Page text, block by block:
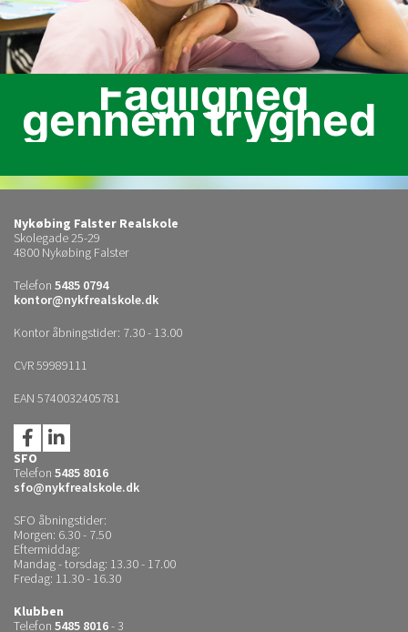
Faglighed
gennem tryghed
Nykøbing Falster Realskole
Skolegade 25-29
4800 Nykøbing Falster
Telefon 5485 0794
kontor@nykfrealskole.dk
Kontor åbningstider: 7.30 - 13.00
CVR 59989111
EAN 5740032405781
SFO
Telefon 5485 8016
sfo@nykfrealskole.dk
SFO åbningstider:
Morgen: 6.30 - 7.50
Eftermiddag:
Mandag - torsdag: 13.30 - 17.00
Fredag: 11.30 - 16.30
Klubben
Telefon 5485 8016- 3